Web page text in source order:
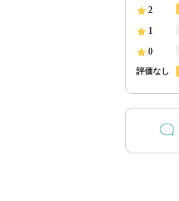
2
1
0
評価なし